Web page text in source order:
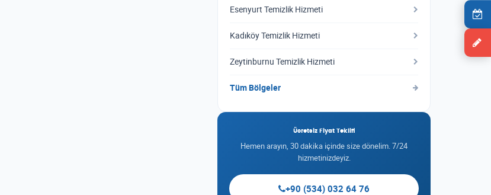
Esenyurt Temizlik Hizmeti
Kadıköy Temizlik Hizmeti
Zeytinburnu Temizlik Hizmeti
Tüm Bölgeler
Ücretsiz Fiyat Teklifi
Hemen arayın, 30 dakika içinde size dönelim. 7/24
hizmetinizdeyiz.
+90 (534) 032 64 76